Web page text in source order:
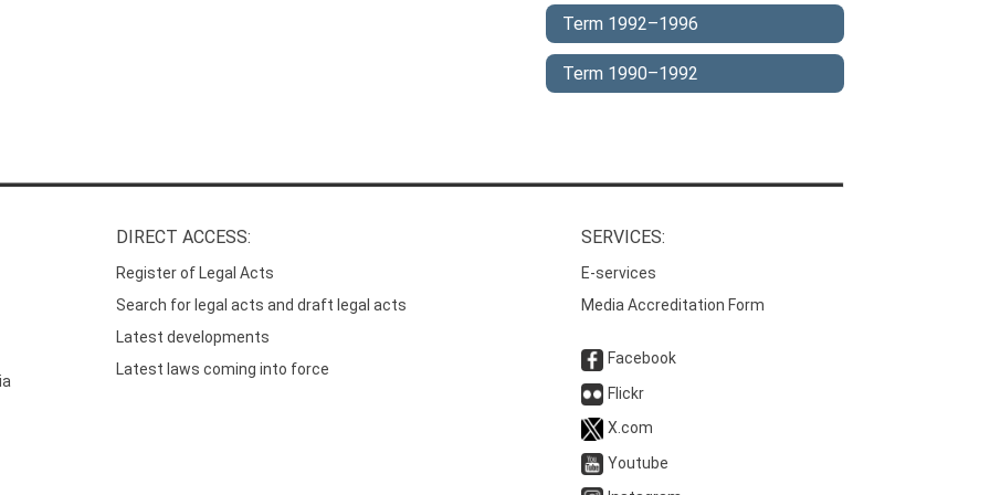
Term 1992–1996
Term 1990–1992
DIRECT ACCESS:
Register of Legal Acts
Search for legal acts and draft legal acts
Latest developments
Latest laws coming into force
SERVICES:
E-services
Media Accreditation Form
Facebook
Flickr
X.com
Youtube